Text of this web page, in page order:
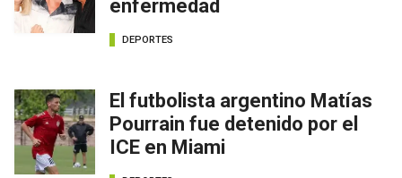
enfermedad
DEPORTES
El futbolista argentino Matías
Pourrain fue detenido por el
ICE en Miami